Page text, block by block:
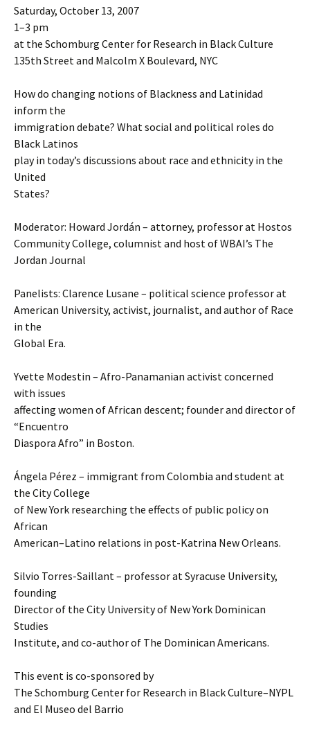
Saturday, October 13, 2007
1–3 pm
at the Schomburg Center for Research in Black Culture
135th Street and Malcolm X Boulevard, NYC
How do changing notions of Blackness and Latinidad
inform the
immigration debate? What social and political roles do
Black Latinos
play in today’s discussions about race and ethnicity in the
United
States?
Moderator: Howard Jordán – attorney, professor at Hostos
Community College, columnist and host of WBAI’s The
Jordan Journal
Panelists: Clarence Lusane – political science professor at
American University, activist, journalist, and author of Race
in the
Global Era.
Yvette Modestin – Afro-Panamanian activist concerned
with issues
affecting women of African descent; founder and director of
“Encuentro
Diaspora Afro” in Boston.
Ángela Pérez – immigrant from Colombia and student at
the City College
of New York researching the effects of public policy on
African
American–Latino relations in post-Katrina New Orleans.
Silvio Torres-Saillant – professor at Syracuse University,
founding
Director of the City University of New York Dominican
Studies
Institute, and co-author of The Dominican Americans.
This event is co-sponsored by
The Schomburg Center for Research in Black Culture–NYPL
and El Museo del Barrio